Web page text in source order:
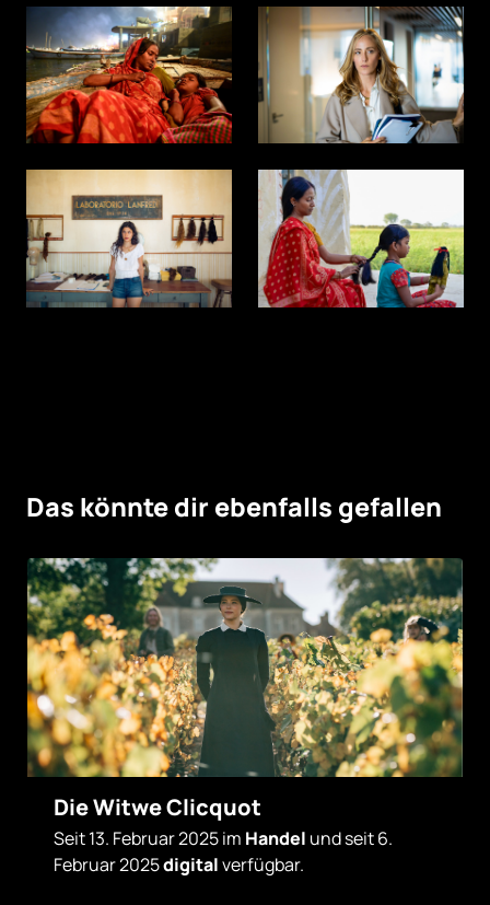
Das könnte dir ebenfalls gefallen
Die Witwe Clicquot
Seit 13. Februar 2025 im Handel und seit 6.
Februar 2025digitalverfügbar.